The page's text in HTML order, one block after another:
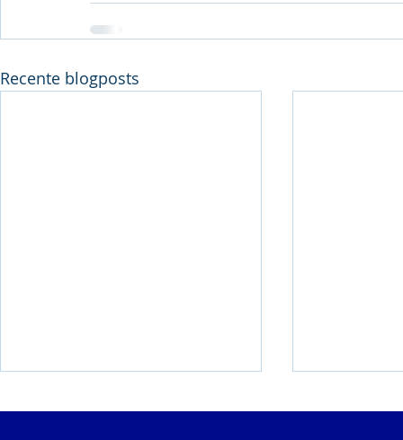
Recente blogposts